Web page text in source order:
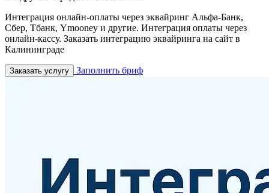
Интеграция онлайн-оплаты через эквайринг Альфа-Банк,
Сбер, Тбанк, Ymooney и другие. Интеграция оплаты через
онлайн-кассу. Заказать интеграцию эквайринга на сайт в
Калининграде
Заказать услугу Заполнить бриф